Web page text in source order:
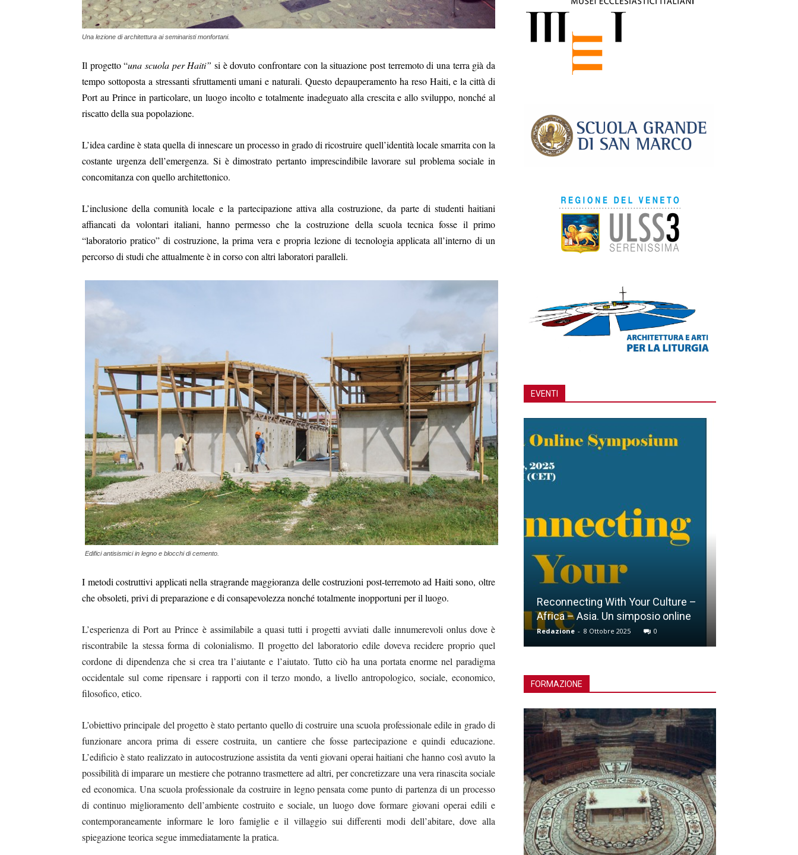
Una lezione di architettura ai seminaristi monfortani.
Il progetto “una scuola per Haiti” si è dovuto confrontare con la situazione post terremoto di una terra già da
tempo sottoposta a stressanti sfruttamenti umani e naturali. Questo depauperamento ha reso Haiti, e la città di
Port au Prince in particolare, un luogo incolto e totalmente inadeguato alla crescita e allo sviluppo, nonché al
riscatto della sua popolazione.
L’idea cardine è stata quella di innescare un processo in grado di ricostruire quell’identità locale smarrita con la
costante urgenza dell’emergenza. Si è dimostrato pertanto imprescindibile lavorare sul problema sociale in
concomitanza con quello architettonico.
L’inclusione della comunità locale e la partecipazione attiva alla costruzione, da parte di studenti haitiani
affiancati da volontari italiani, hanno permesso che la costruzione della scuola tecnica fosse il primo
“laboratorio pratico” di costruzione, la prima vera e propria lezione di tecnologia applicata all’interno di un
percorso di studi che attualmente è in corso con altri laboratori paralleli.
Edifici antisismici in legno e blocchi di cemento.
I metodi costruttivi applicati nella stragrande maggioranza delle costruzioni post-terremoto ad Haiti sono, oltre
che obsoleti, privi di preparazione e di consapevolezza nonché totalmente inopportuni per il luogo.
L’esperienza di Port au Prince è assimilabile a quasi tutti i progetti avviati dalle innumerevoli onlus dove è
riscontrabile la stessa forma di colonialismo. Il progetto del laboratorio edile doveva recidere proprio quel
cordone di dipendenza che si crea tra l’aiutante e l’aiutato. Tutto ciò ha una portata enorme nel paradigma
occidentale sul come ripensare i rapporti con il terzo mondo, a livello antropologico, sociale, economico,
filosofico, etico.
L’obiettivo principale del progetto è stato pertanto quello di costruire una scuola professionale edile in grado di
funzionare ancora prima di essere costruita, un cantiere che fosse partecipazione e quindi educazione.
L’edificio è stato realizzato in autocostruzione assistita da venti giovani operai haitiani che hanno così avuto la
possibilità di imparare un mestiere che potranno trasmettere ad altri, per concretizzare una vera rinascita sociale
ed economica. Una scuola professionale da costruire in legno pensata come punto di partenza di un processo
di continuo miglioramento dell’ambiente costruito e sociale, un luogo dove formare giovani operai edili e
contemporaneamente informare le loro famiglie e il villaggio sui differenti modi dell’abitare, dove alla
spiegazione teorica segue immediatamente la pratica.
EVENTI
Reconnecting With Your Culture –
Africa – Asia. Un simposio online
Redazione - 8 Ottobre 2025 0
FORMAZIONE